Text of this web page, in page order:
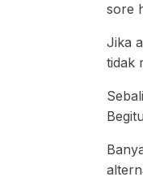
sore
Jika
tidak